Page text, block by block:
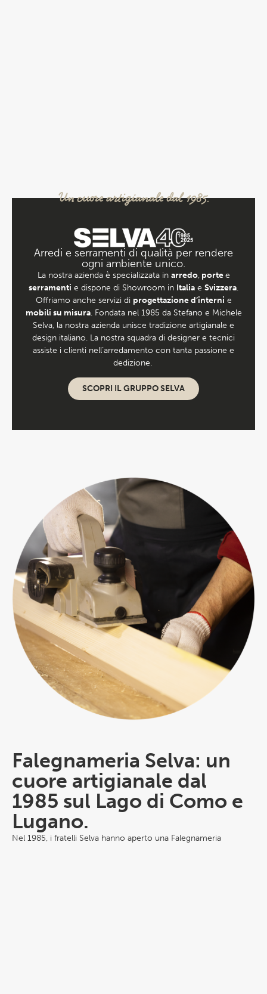
Un cuore artigianale dal 1985.
Arredi e serramenti di qualità per rendere
ogni ambiente unico.
La nostra azienda è specializzata in arredo,portee
serramenti e dispone di Showroom in Italia e Svizzera.
Offriamo anche servizi di progettazione d’interni e
mobili su misura. Fondata nel 1985 da Stefano e Michele
Selva, la nostra azienda unisce tradizione artigianale e
design italiano. La nostra squadra di designer e tecnici
assiste i clienti nell’arredamento con tanta passione e
dedizione.
SCOPRI IL GRUPPO SELVA
Falegnameria Selva: un
cuore artigianale dal
1985 sul Lago di Como e
Lugano.
Nel 1985, i fratelli Selva hanno aperto una Falegnameria